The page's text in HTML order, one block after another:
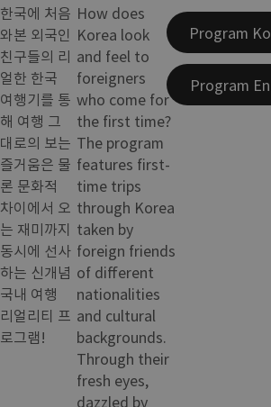
한국에 처음
와본 외국인
친구들의 리
얼한 한국
여행기를 통
해 여행 그
대로의 보는
즐거움은 물
론 문화적
차이에서 오
는 재미까지
동시에 선사
하는 신개념
국내 여행
리얼리티 프
로그램!
How does
Korea look
and feel to
foreigners
who come for
the first time?
The program
features first-
time trips
through Korea
taken by
foreign friends
of different
nationalities
and cultural
backgrounds.
Through their
fresh eyes,
dazzled by
Program Ko
Program En